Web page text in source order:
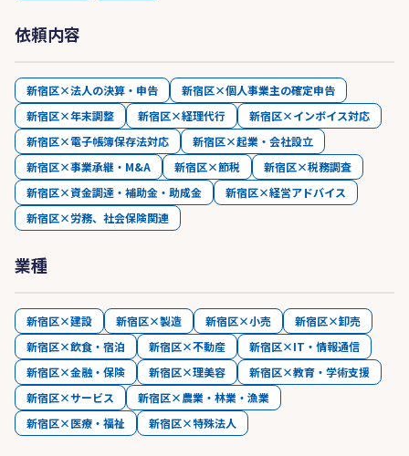
依頼内容
新宿区×法人の決算・申告
新宿区×個人事業主の確定申告
新宿区×年末調整
新宿区×経理代行
新宿区×インボイス対応
新宿区×電子帳簿保存法対応
新宿区×起業・会社設立
新宿区×事業承継・M&A
新宿区×節税
新宿区×税務調査
新宿区×資金調達・補助金・助成金
新宿区×経営アドバイス
新宿区×労務、社会保険関連
業種
新宿区×建設 新宿区×製造 新宿区×小売
新宿区×卸売
新宿区×飲食・宿泊
新宿区×不動産
新宿区×IT・情報通信
新宿区×金融・保険
新宿区×理美容
新宿区×教育・学術支援
新宿区×サービス
新宿区×農業・林業・漁業
新宿区×医療・福祉
新宿区×特殊法人